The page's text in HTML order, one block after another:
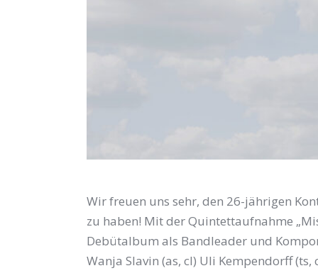
Wir freuen uns sehr, den 26-jährigen
zu haben! Mit der Quintettaufnahme
Debütalbum als Bandleader und
Wanja Slavin (as, cl) Uli Kempendorff